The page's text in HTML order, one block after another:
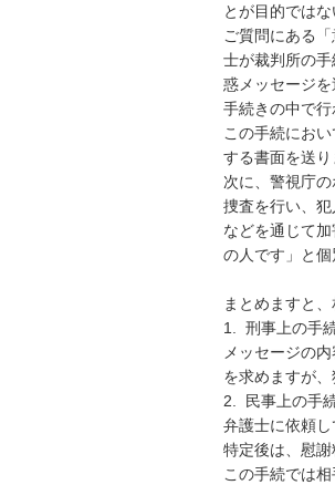
とが目的ではな
ご質問にある
士が裁判所の
惑メッセージ
手続きの中で行
この手続にお
する書面を送り
次に、警視庁
捜査を行い、
などを通じて
の人です」と個
まとめますと
1.  刑事上の手
メッセージの
を求めますが
2.  民事上の手
弁護士に依頼し
特定後は、慰謝
この手続では